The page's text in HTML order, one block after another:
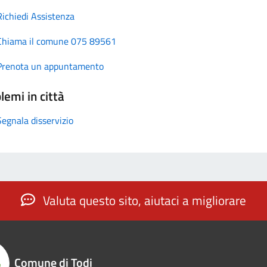
Assistenza
il comune 075 89561
un appuntamento
in città
disservizio
Valuta questo sito, aiutaci a migliorare
Comune di Todi